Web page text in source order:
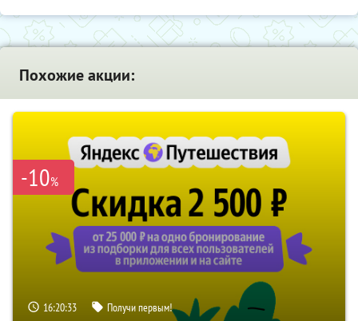
Похожие акции:
-10%
16:20:33 Получи первым!